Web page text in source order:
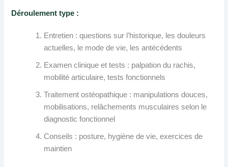
Déroulement type :
Entretien : questions sur l’historique, les douleurs
actuelles, le mode de vie, les antécédents
Examen clinique et tests : palpation du rachis,
mobilité articulaire, tests fonctionnels
Traitement ostéopathique : manipulations douces,
mobilisations, relâchements musculaires selon le
diagnostic fonctionnel
Conseils : posture, hygiène de vie, exercices de
maintien